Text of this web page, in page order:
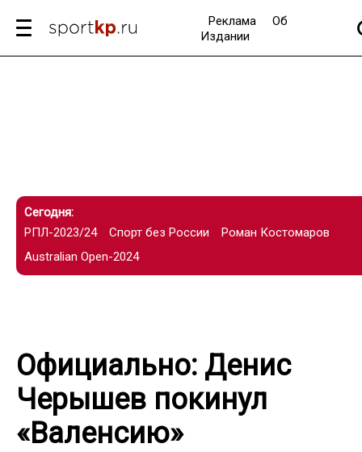
Реклама
Об
Издании
Сегодня:
РПЛ-2023/24
Спорт без России
Роман Костомаров
Australian Open-2024
Официально: Денис
Черышев покинул
«Валенсию»